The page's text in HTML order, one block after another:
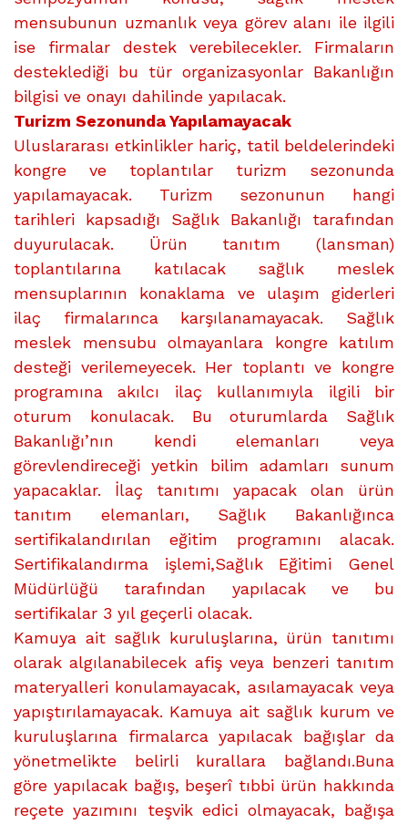
mensubunun uzmanlık veya görev alanı ile ilgili
ise firmalar destek verebilecekler. Firmaların
desteklediği bu tür organizasyonlar Bakanlığın
bilgisi ve onayı dahilinde yapılacak.
Turizm Sezonunda Yapılamayacak
Uluslararası etkinlikler hariç, tatil beldelerindeki
kongre ve toplantılar turizm sezonunda
yapılamayacak. Turizm sezonunun hangi
tarihleri kapsadığı Sağlık Bakanlığı tarafından
duyurulacak. Ürün tanıtım (lansman)
toplantılarına katılacak sağlık meslek
mensuplarının konaklama ve ulaşım giderleri
ilaç firmalarınca karşılanamayacak. Sağlık
meslek mensubu olmayanlara kongre katılım
desteği verilemeyecek. Her toplantı ve kongre
programına akılcı ilaç kullanımıyla ilgili bir
oturum konulacak. Bu oturumlarda Sağlık
Bakanlığı’nın kendi elemanları veya
görevlendireceği yetkin bilim adamları sunum
yapacaklar. İlaç tanıtımı yapacak olan ürün
tanıtım elemanları, Sağlık Bakanlığınca
sertifikalandırılan eğitim programını alacak.
Sertifikalandırma işlemi,Sağlık Eğitimi Genel
Müdürlüğü tarafından yapılacak ve bu
sertifikalar 3 yıl geçerli olacak.
Kamuya ait sağlık kuruluşlarına, ürün tanıtımı
olarak algılanabilecek afiş veya benzeri tanıtım
materyalleri konulamayacak, asılamayacak veya
yapıştırılamayacak. Kamuya ait sağlık kurum ve
kuruluşlarına firmalarca yapılacak bağışlar da
yönetmelikte belirli kurallara bağlandı.Buna
göre yapılacak bağış, beşerî tıbbi ürün hakkında
reçete yazımını teşvik edici olmayacak, bağışa